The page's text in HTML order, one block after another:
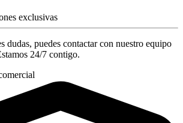
exclusivas
dudas, puedes contactar con nuestro equipo
24/7 contigo.